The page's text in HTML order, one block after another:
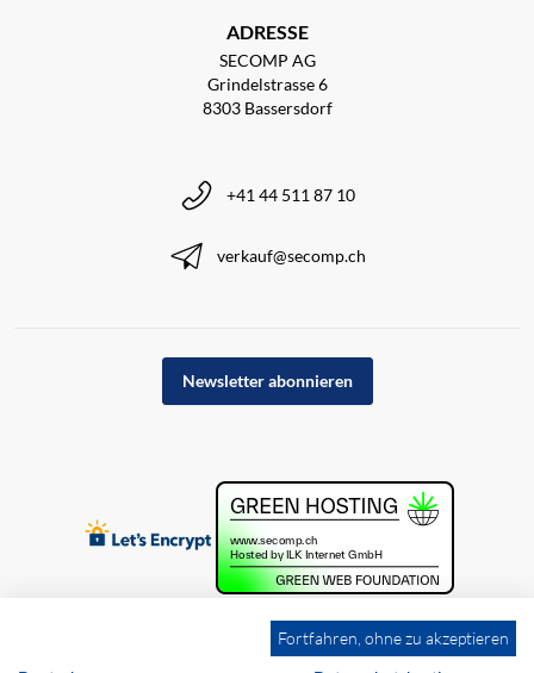
ADRESSE
SECOMP AG
Grindelstrasse 6
8303 Bassersdorf
+41 44 511 87 10
verkauf@secomp.ch
Newsletter abonnieren
Fortfahren, ohne zu akzeptieren